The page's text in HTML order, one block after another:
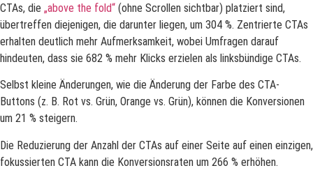
CTAs, die „above the fold“ (ohne Scrollen sichtbar) platziert sind,
übertreffen diejenigen, die darunter liegen, um 304 %. Zentrierte CTAs
erhalten deutlich mehr Aufmerksamkeit, wobei Umfragen darauf
hindeuten, dass sie 682 % mehr Klicks erzielen als linksbündige CTAs.
Selbst kleine Änderungen, wie die Änderung der Farbe des CTA-
Buttons (z. B. Rot vs. Grün, Orange vs. Grün), können die Konversionen
um 21 % steigern.
Die Reduzierung der Anzahl der CTAs auf einer Seite auf einen einzigen,
fokussierten CTA kann die Konversionsraten um 266 % erhöhen.